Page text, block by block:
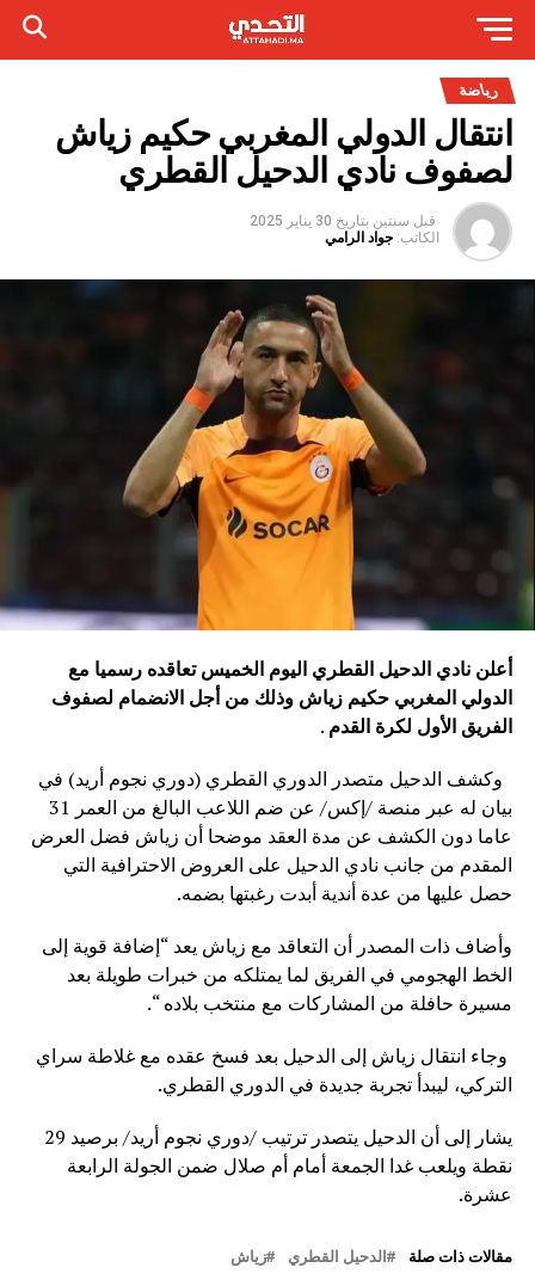
رياضة
انتقال الدولي المغربي حكيم زياش
لصفوف نادي الدحيل القطري
قبل سنتين بتاريخ 30 يناير 2025
الكاتب: جواد الرامي
أعلن نادي الدحيل القطري اليوم الخميس تعاقده رسميا مع
الدولي المغربي حكيم زياش وذلك من أجل الانضمام لصفوف
الفريق الأول لكرة القدم .
وكشف الدحيل متصدر الدوري القطري (دوري نجوم أريد) في
بيان له عبر منصة /إكس/ عن ضم اللاعب البالغ من العمر 31
عاما دون الكشف عن مدة العقد موضحا أن زياش فضل العرض
المقدم من جانب نادي الدحيل على العروض الاحترافية التي
حصل عليها من عدة أندية أبدت رغبتها بضمه.
وأضاف ذات المصدر أن التعاقد مع زياش يعد “إضافة قوية إلى
الخط الهجومي في الفريق لما يمتلكه من خبرات طويلة بعد
مسيرة حافلة من المشاركات مع منتخب بلاده “.
وجاء انتقال زياش إلى الدحيل بعد فسخ عقده مع غلاطة سراي
التركي، ليبدأ تجربة جديدة في الدوري القطري.
يشار إلى أن الدحيل يتصدر ترتيب /دوري نجوم أريد/ برصيد 29
نقطة ويلعب غدا الجمعة أمام أم صلال ضمن الجولة الرابعة
عشرة.
مقالات ذات صلة الدحيل القطري زياش